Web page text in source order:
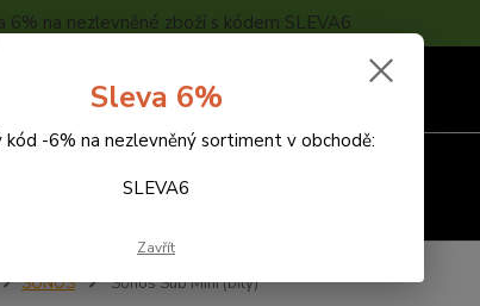
6% na nezlevněné zboží s kódem SLEVA6
Hledat
SONOS Sonos Sub Mini (bílý)
Sleva 6%
kód -6% na nezlevněný sortiment v obchodě:
SLEVA6
Zavřít